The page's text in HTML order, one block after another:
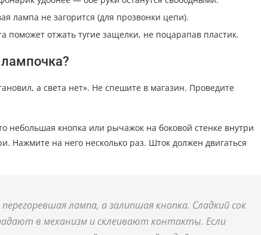
лампа не загорится (для прозвонки цепи).
поможет отжать тугие защелки, не поцарапав пластик.
а света нет». Не спешите в магазин. Проведите
небольшая кнопка или рычажок на боковой стенке внутри
Нажмите на него несколько раз. Шток должен двигаться
лампа, а залипшая кнопка. Сладкий сок
в механизм и склеивают контакты. Если